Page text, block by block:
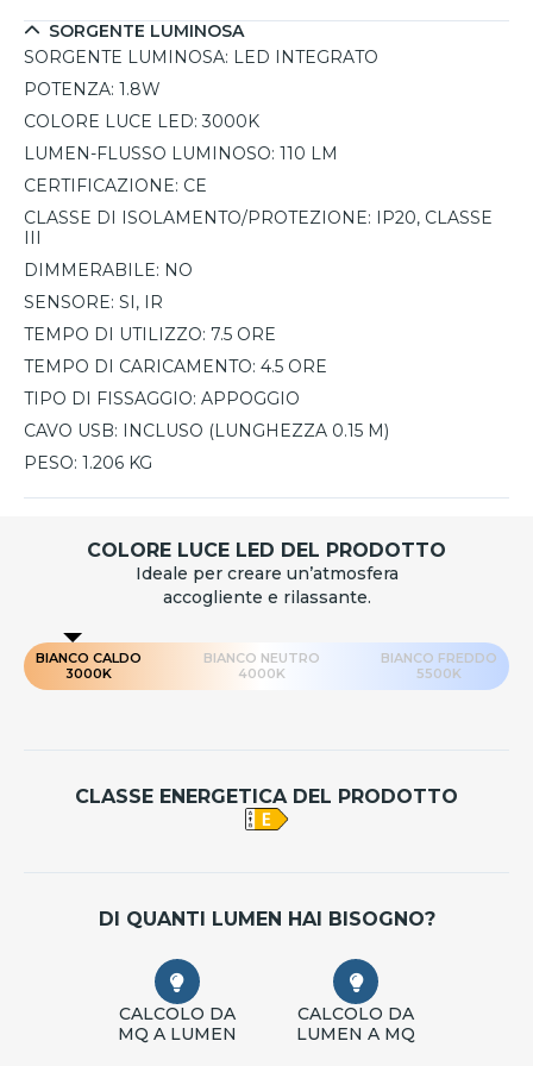
SORGENTE LUMINOSA
SORGENTE LUMINOSA: LED INTEGRATO
POTENZA: 1.8W
COLORE LUCE LED: 3000K
LUMEN-FLUSSO LUMINOSO: 110 LM
CERTIFICAZIONE: CE
CLASSE DI ISOLAMENTO/PROTEZIONE: IP20, CLASSE
III
DIMMERABILE: NO
SENSORE: SI, IR
TEMPO DI UTILIZZO: 7.5 ORE
TEMPO DI CARICAMENTO: 4.5 ORE
TIPO DI FISSAGGIO: APPOGGIO
CAVO USB: INCLUSO (LUNGHEZZA 0.15 M)
PESO: 1.206 KG
COLORE LUCE LED DEL PRODOTTO
Ideale per creare un’atmosfera
accogliente e rilassante.
BIANCO CALDO
3000K
BIANCO NEUTRO
4000K
BIANCO FREDDO
5500K
CLASSE ENERGETICA DEL PRODOTTO
DI QUANTI LUMEN HAI BISOGNO?
CALCOLO DA
MQ A LUMEN
CALCOLO DA
LUMEN A MQ